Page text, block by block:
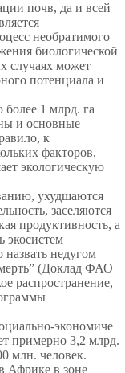
почв, да и всей
необратимого
биологической
случаях может
потенциала и
1 млрд. га
и основные
к
факторов,
экологическую
ухудшаются
заселяются
продуктивность, а
экосистем
недугом
(Доклад ФАО
распространение,
экономиче
примерно 3,2 млрд.
млн. человек.
Африке в зоне